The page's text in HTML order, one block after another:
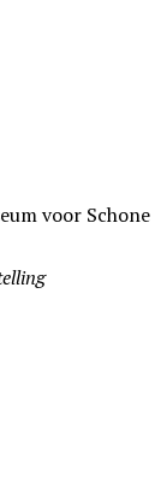
voor Schone